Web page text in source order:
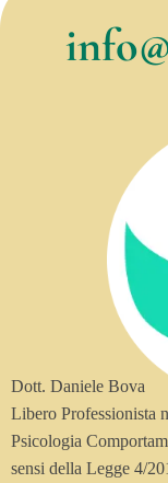
Dott. Daniele Bova
Libero Professionista
Psicologia
sensi della Legge 4/